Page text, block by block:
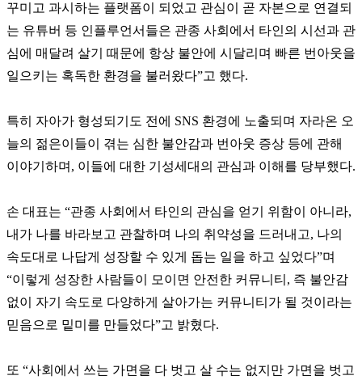
꾸미고 과시하는 플랫폼이 되었고 관심이 곧 자본으로 연결되
는 유튜버 등 인플루언서들은 관종 사회에서 타인의 시선과 관
심에 매달려 살기 때문에 항상 불안에 시달리며 빠른 번아웃을
일으키는 혹독한 환경을 불러왔다”고 했다.
특히 자아가 형성되기도 전에 SNS 환경에 노출되며 자라온 오
늘의 젊은이들이 겪는 심한 불안감과 번아웃 증상 등에 관해
이야기하며, 이들에 대한 기성세대의 관심과 이해를 당부했다.
손 대표는 “관종 사회에서 타인의 관심을 얻기 위함이 아니라,
내가 나를 바라보고 관찰하며 나의 취약성을 드러내고, 나의
속도대로 나답게 성장할 수 있게 돕는 일을 하고 싶었다”며
“이렇게 성장한 사람들이 모이면 안전한 커뮤니티, 즉 불안감
없이 자기 속도로 다양하게 살아가는 커뮤니티가 될 것이라는
믿음으로 밑미를 만들었다”고 밝혔다.
또 “사회에서 쓰는 가면을 다 벗고 살 수는 없지만 가면을 벗고